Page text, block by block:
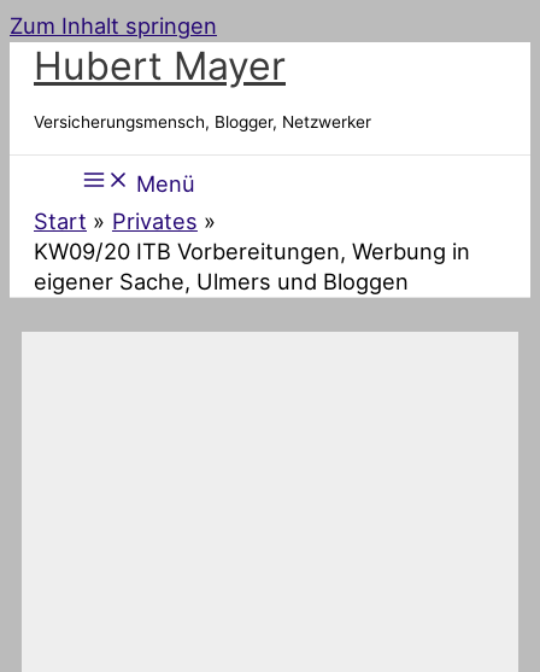
Zum Inhalt springen
Hubert Mayer
Versicherungsmensch, Blogger, Netzwerker
Menü
Start
Privates
KW09/20 ITB Vorbereitungen, Werbung in
eigener Sache, Ulmers und Bloggen